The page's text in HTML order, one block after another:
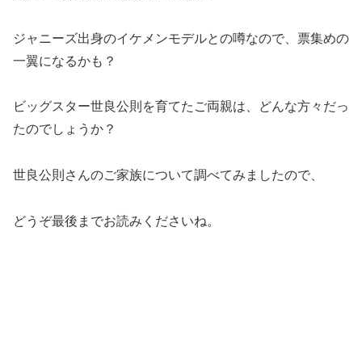
ジャニーズ出身のイケメンモデルとの噂なので、票集めの
一翼になるかも？
ビッグスター世良公則を育てたご両親は、どんな方々だっ
たのでしょうか？
世良公則さんのご家族について調べてみましたので、
どうぞ最後までお読みくださいね。